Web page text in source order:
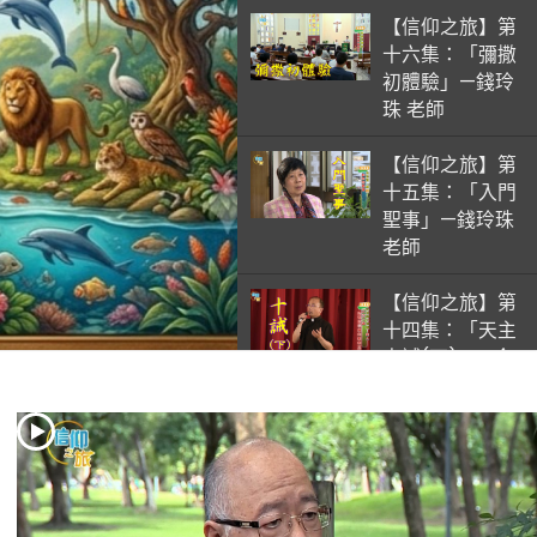
【信仰之旅】第
十六集：「彌撒
初體驗」—錢玲
珠 老師
【信仰之旅】第
十五集：「入門
聖事」—錢玲珠
老師
【信仰之旅】第
十四集：「天主
十誡(下)」—金
【信仰之旅】第
十三集：「天主
十誡(上)」—金
毓瑋 神父